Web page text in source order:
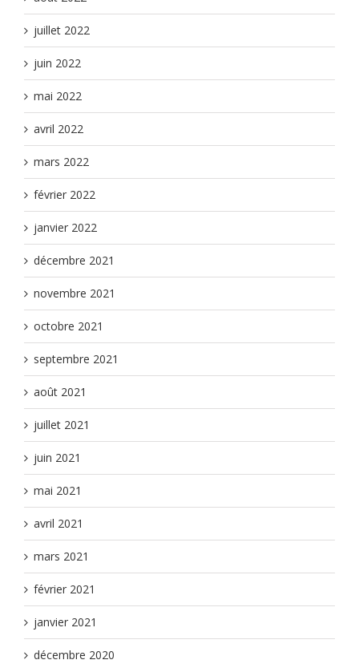
juillet 2022
juin 2022
mai 2022
avril 2022
mars 2022
février 2022
janvier 2022
décembre 2021
novembre 2021
octobre 2021
septembre 2021
août 2021
juillet 2021
juin 2021
mai 2021
avril 2021
mars 2021
février 2021
janvier 2021
décembre 2020